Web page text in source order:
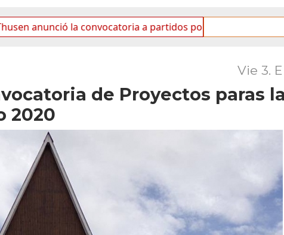
la convocatoria a partidos políticos por «ficha limpia»
Vie 3.
de Proyectos paras
2020